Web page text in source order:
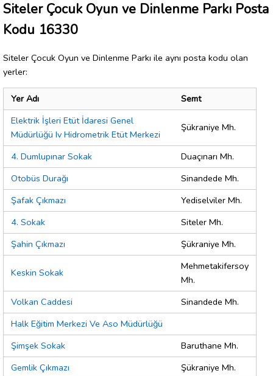
Siteler Çocuk Oyun ve Dinlenme Parkı Posta
Kodu 16330
Siteler Çocuk Oyun ve Dinlenme Parkı ile aynı posta kodu olan
yerler:
Yer Adı
Semt
Elektrik İşleri Etüt İdaresi Genel
Müdürlüğü Iv Hidrometrik Etüt Merkezi
Şükraniye Mh.
4. Dumlupınar Sokak
Duaçınarı Mh.
Otobüs Durağı
Sinandede Mh.
Şafak Çıkmazı
Yediselviler Mh.
4. Sokak
Siteler Mh.
Şahin Çıkmazı
Şükraniye Mh.
Keskin Sokak
Mehmetakifersoy
Mh.
Volkan Caddesi
Sinandede Mh.
Halk Eğitim Merkezi Ve Aso Müdürlüğü
Şimşek Sokak
Baruthane Mh.
Gemlik Çıkmazı
Şükraniye Mh.